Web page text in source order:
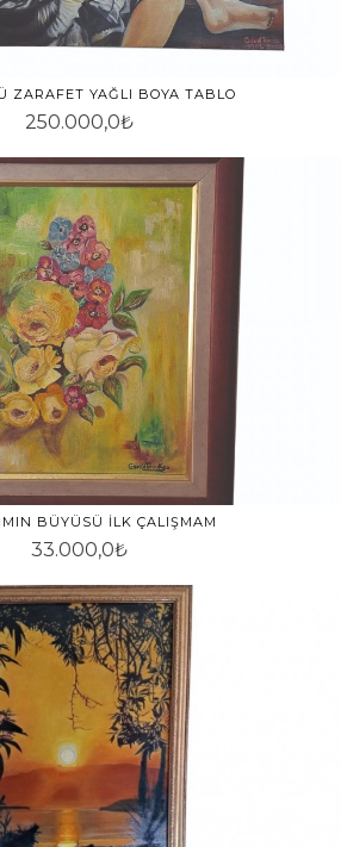
ZARAFET YAĞLI BOYA TABLO
250.000,0₺
BÜYÜSÜ İLK ÇALIŞMAM
33.000,0₺